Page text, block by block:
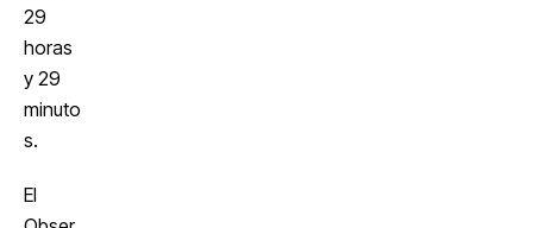
29
horas
y 29
minuto
s.
El